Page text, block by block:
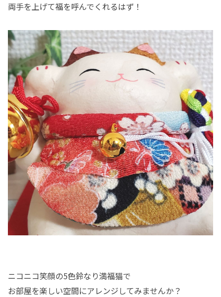
両手を上げて福を呼んでくれるはず！
ニコニコ笑顔の5色鈴なり満福猫で
お部屋を楽しい空間にアレンジしてみませんか？